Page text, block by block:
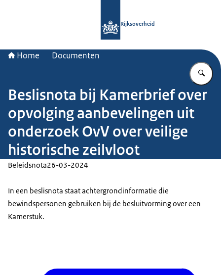
Rijksoverheid
Home Documenten
Beslisnota bij Kamerbrief over
opvolging aanbevelingen uit
onderzoek OvV over veilige
historische zeilvloot
Beleidsnota26-03-2024
In een beslisnota staat achtergrondinformatie die
bewindspersonen gebruiken bij de besluitvorming over een
Kamerstuk.